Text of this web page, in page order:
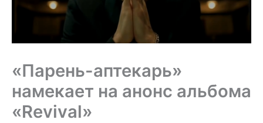
«Парень-аптекарь»
намекает на анонс альбома
«Revival»